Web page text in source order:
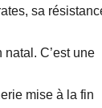
sa
C’est une
mise à la fin